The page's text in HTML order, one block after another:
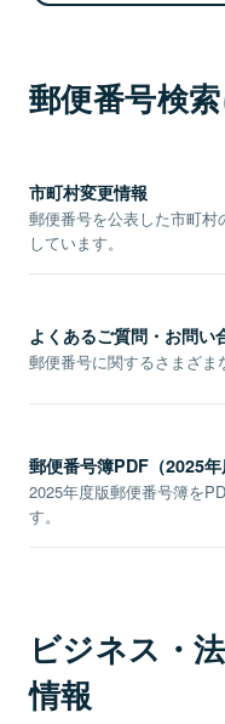
郵便番号検
市町村変更情報
郵便番号を公表した市町
しています。
よくあるご質問・お問い
郵便番号に関するさまざま
郵便番号簿PDF（2025年
2025年度版郵便番号簿を
す。
ビジネス・
情報